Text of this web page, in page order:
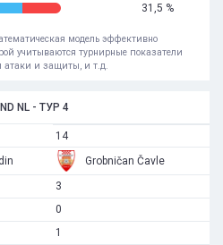
31,5 %
модель эффективно
учитываются турнирные показатели
атаки и защиты, и т.д.
NL - ТУР 4
14
Grobničan Čavle
3
0
1